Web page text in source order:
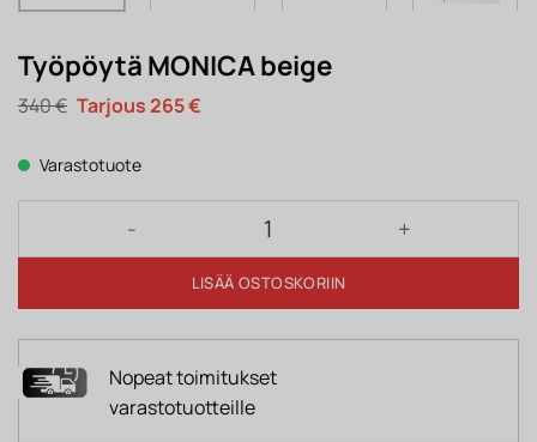
Työpöytä MONICA beige
340€ Alkuperäinen
hinta
340 €.
265€Nykyinen
Varastotuote
Työpöytä MONICA beige määrä
LISÄÄ OSTOSKORIIN
Nopeat toimitukset
varastotuotteille